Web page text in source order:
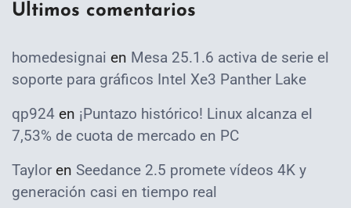
Ultimos comentarios
homedesignai en Mesa 25.1.6 activa de serie el
soporte para gráficos Intel Xe3 Panther Lake
qp924 en ¡Puntazo histórico! Linux alcanza el
7,53% de cuota de mercado en PC
Taylor en Seedance 2.5 promete vídeos 4K y
generación casi en tiempo real